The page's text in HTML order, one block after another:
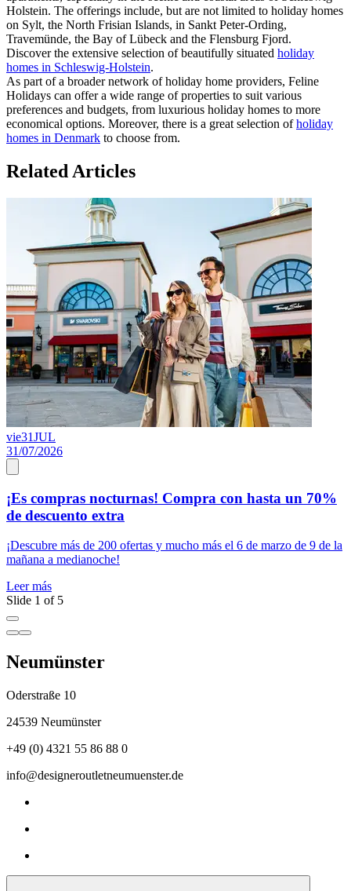
Holstein. The offerings include, but are not limited to holiday homes
on Sylt, the North Frisian Islands, in Sankt Peter-Ording,
Travemünde, the Bay of Lübeck and the Flensburg Fjord.
Discover the extensive selection of beautifully situated holiday
homes in Schleswig-Holstein.
As part of a broader network of holiday home providers, Feline
Holidays can offer a wide range of properties to suit various
preferences and budgets, from luxurious holiday homes to more
economical options. Moreover, there is a great selection ofholiday
homes in Denmark to choose from.
Related Articles
vie31JUL
31/07/2026
¡Es compras nocturnas! Compra con hasta un 70%
de descuento extra
¡Descubre más de 200 ofertas y mucho más el 6 de marzo de 9 de la
mañana a medianoche!
Leer más
Slide 1 of 5
Neumünster
Oderstraße 10
24539 Neumünster
+49 (0) 4321 55 86 88 0
info@designeroutletneumuenster.de